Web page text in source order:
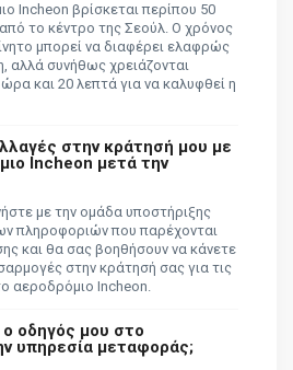
Incheon βρίσκεται περίπου 50
από το κέντρο της Σεούλ. Ο χρόνος
μπορεί να διαφέρει ελαφρώς
αλλά συνήθως χρειάζονται
και 20 λεπτά για να καλυφθεί η
στην κράτησή μου με
Incheon μετά την
με την ομάδα υποστήριξης
πληροφοριών που παρέχονται
και θα σας βοηθήσουν να κάνετε
στην κράτησή σας για τις
αεροδρόμιο Incheon.
οδηγός μου στο
υπηρεσία μεταφοράς;